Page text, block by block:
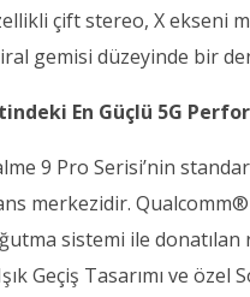
çift stereo, X ekseni
gemisi düzeyinde bir
En Güçlü 5G
9 Pro Serisi’nin
merkezidir.
sistemi ile
Geçiş Tasarımı ve